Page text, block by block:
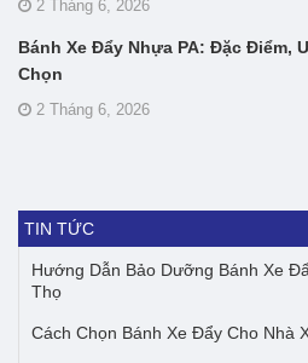
2 Tháng 6, 2026
Bánh Xe Đẩy Nhựa PA: Đặc Điểm,
Chọn
2 Tháng 6, 2026
TIN TỨC
Hướng Dẫn Bảo Dưỡng Bánh Xe
Thọ
Cách Chọn Bánh Xe Đẩy Cho Nhà